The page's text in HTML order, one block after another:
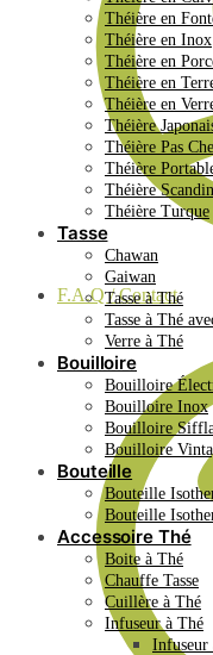
F.A.Q / Contact
Théière en
Théière en Inox
Théière en
Théière en
Théière en
Théière
Théière Pas
Théière
Théière
Théière Turque
Tasse
Chawan
Gaiwan
Tasse à Thé
Tasse à Thé
Verre à Thé
Bouilloire
Bouilloire
Bouilloire Inox
Bouilloire
Bouilloire
Bouteille
Bouteille
Bouteille
Accessoire Thé
Boite à Thé
Chauffe Tasse
Cuillère à Thé
Infuseur à Thé
Infuseur